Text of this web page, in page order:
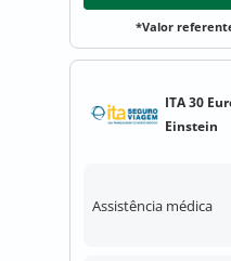
*Valor
ITA 30
Einstein
Assistência médica